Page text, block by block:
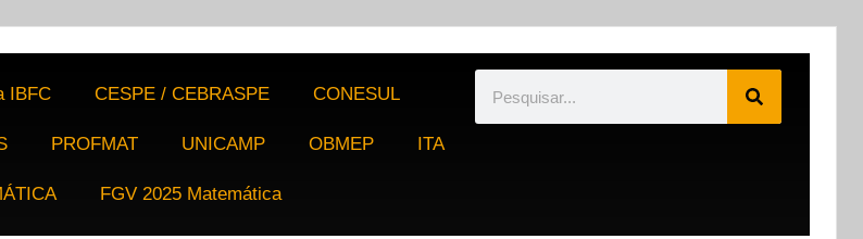
IBFC CESPE / CEBRASPE CONESUL
PROFMAT UNICAMP OBMEP ITA
FGV 2025 Matemática